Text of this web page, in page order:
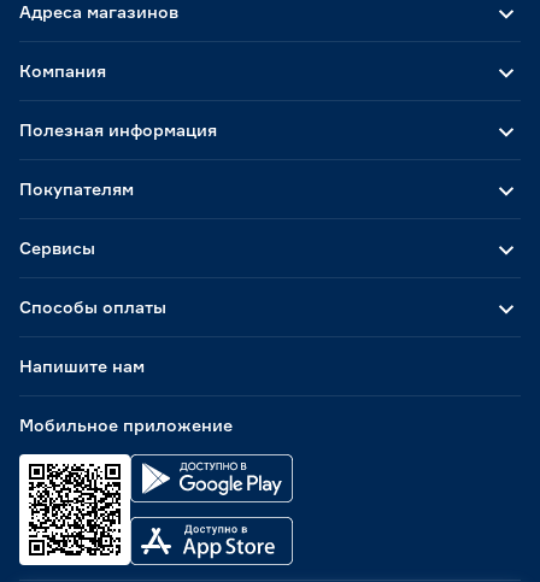
Адреса магазинов
Способы оплаты
Мобильное приложение
Компания
Полезная информация
Покупателям
Сервисы
Напишите нам